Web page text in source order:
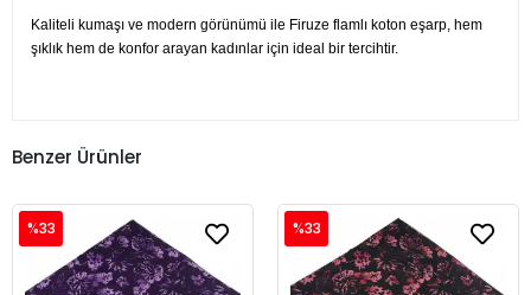
Kaliteli kumaşı ve modern görünümü ile Firuze flamlı koton eşarp, hem
şıklık hem de konfor arayan kadınlar için ideal bir tercihtir.
Benzer Ürünler
%33 %33